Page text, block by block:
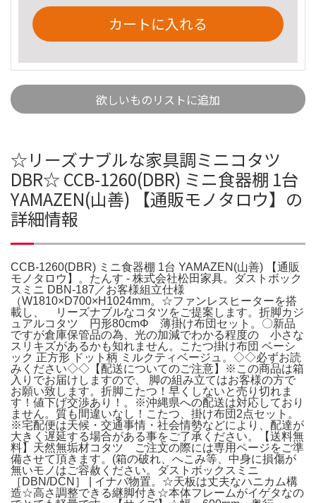
カートに入れる
欲しいものリストに追加
☆リーズナブルな家具調ミニコタツ
DBR☆ CCB-1260(DBR) ミニ食器棚 1台
YAMAZEN(山善) 【通販モノタロウ】の
詳細情報
CCB-1260(DBR) ミニ食器棚 1台 YAMAZEN(山善) 【通販
モノタロウ】。たんす - 株式会社松田家具。ダストボック
スミニ DBN-187／お客様組立仕様
（W1810×D700×H1024mm。☆ファンレスヒーターを搭
載し、 リーズナブルなコタツをご提案します。折脚カジ
ュアルコタツ 円形80cmΦ 薄掛け布団セット。〇新品
ですが倉庫保管品の為、光の加減でわかる程度の 小さな
スリキズがあるかも知れません。こたつ掛け布団 ベーシ
ック 正方形 ドット柄 ミルクティベージュ。◇◇必ずお読
みください◇◇【配送についてのご注意】※この商品は箱
入りでお届けしますので、 脚の組み立てはお客様の方で
お願い致します。折脚こたつ！早くしないと売り切れま
す！値下げ交渉あり！。※沖縄県への配送は対応しており
ません。質も間違いなし！こたつ、掛け布団2点セット。
※宅配便は天候・交通事情・社会情勢などにより、配達が
大きく遅延する場合がある事をご了承ください。【送料無
料】天然無垢材コタツ ご注文の際には専用ページをご準
備させて頂きます。(箱の破れ、へこみ等、中身に損傷が
無いモノはご容赦ください。ダストボックスミニ
［DBN/DCN］ | イナバ物置。☆天板は丈夫なハニカム構
造☆高さ調整できる継脚付き☆本体フレームがイゲタなの